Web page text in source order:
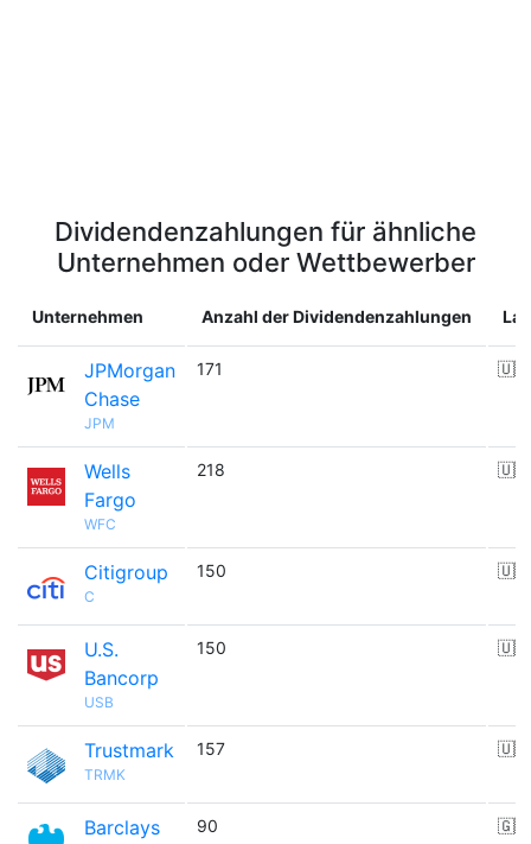
Dividendenzahlungen für ähnliche
Unternehmen oder Wettbewerber
Unternehmen Anzahl der Dividendenzahlungen
JPMorgan
Chase
JPM
171 🇺🇸
Wells
Fargo
WFC
218 🇺🇸
Citigroup
C
150 🇺🇸
U.S.
Bancorp
USB
150 🇺🇸
Trustmark
TRMK
157 🇺🇸
Barclays 90 🇬🇧